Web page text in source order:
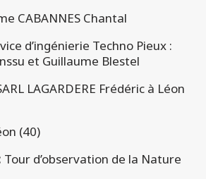
CABANNES Chantal
d’ingénierie Techno Pieux :
et Guillaume Blestel
LAGARDERE Frédéric à Léon
(40)
Tour d’observation de la Nature